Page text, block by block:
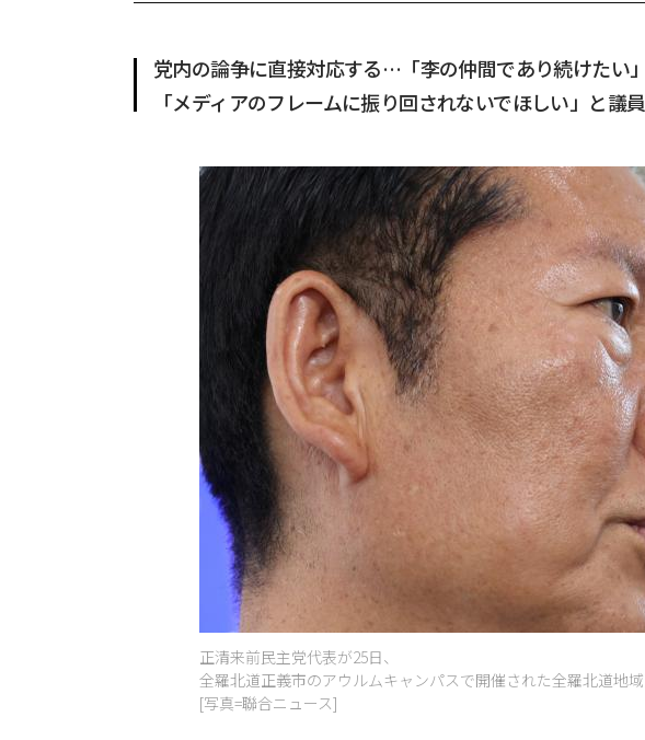
党内の論争に直接対応する…「李の仲間であり続けたい」
「メディアのフレームに振り回されないでほしい」と議
正清来前民主党代表が25日、
全羅北道正義市のアウルムキャンパスで開催された全羅北道地
[写真=聯合ニュース]